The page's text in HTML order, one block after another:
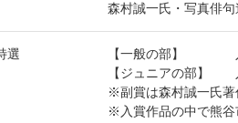
森村誠一氏・写真俳
選
【一般の部】 入
【ジュニアの部】
※副賞は森村誠一氏著
※入賞作品の中で熊谷